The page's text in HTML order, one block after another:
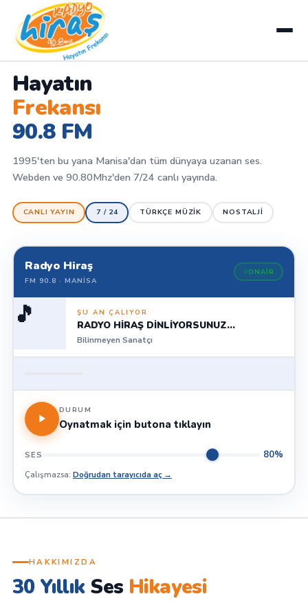
Hayatın
Frekansı
90.8 FM
1995'ten bu yana Manisa'dan tüm dünyaya uzanan ses.
Webden ve 90.80Mhz'den 7/24 canlı yayında.
CANLI YAYIN 7 / 24 TÜRKÇE MÜZIK NOSTALJI
Radyo Hiraş
FM 90.8 · MANISA
ONAIR
🎵 ŞU AN ÇALIYOR
RADYO HİRAŞ DİNLİYORSUNUZ...
Bilinmeyen Sanatçı
DURUM
Oynatmak için butona tıklayın
SES 80%
Çalışmazsa: Doğrudan tarayıcıda aç →
HAKKIMIZDA
30 YıllıkSes Hikayesi